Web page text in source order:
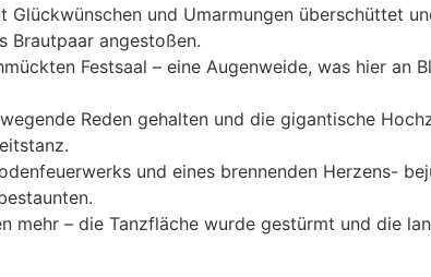
Glückwünschen und Umarmungen überschüttet
Brautpaar angestoßen.
Festsaal – eine Augenweide, was hier an
Reden gehalten und die gigantische
und eines brennenden Herzens-
mehr – die Tanzfläche wurde gestürmt und die